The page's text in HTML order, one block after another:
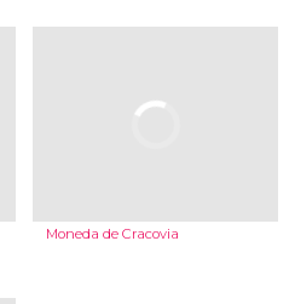
Moneda de Cracovia